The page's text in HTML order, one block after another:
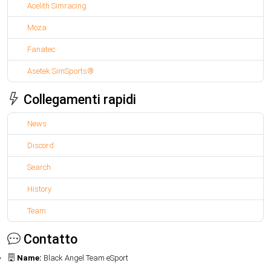
Acelith Simracing
Moza
Fanatec
Asetek SimSports®
Collegamenti rapidi
News
Discord
Search
History
Team
Contatto
Name: Black Angel Team eSport